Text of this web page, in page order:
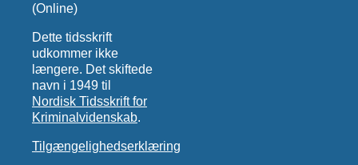
(Online)
Dette tidsskrift
udkommer ikke
længere. Det skiftede
navn i 1949 til
Nordisk Tidsskrift for
Kriminalvidenskab.
Tilgængelighedserklæring